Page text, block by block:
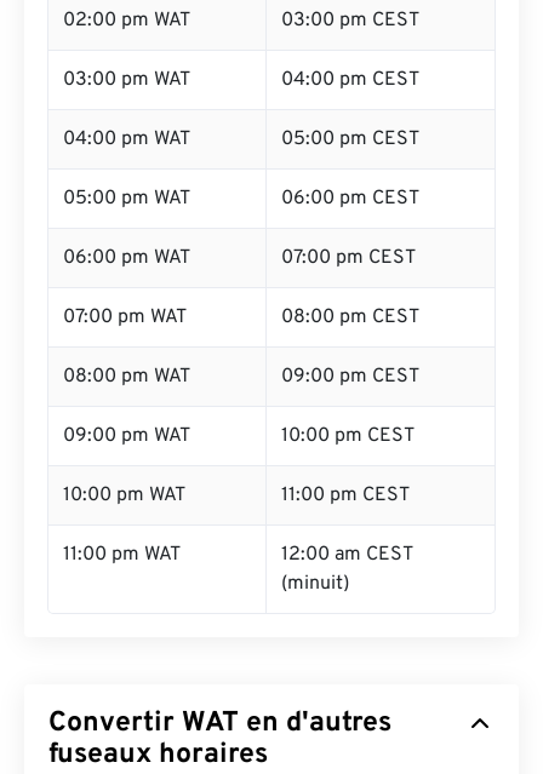
02:00 pm WAT 03:00 pm CEST
03:00 pm WAT 04:00 pm CEST
04:00 pm WAT 05:00 pm CEST
05:00 pm WAT 06:00 pm CEST
06:00 pm WAT 07:00 pm CEST
07:00 pm WAT 08:00 pm CEST
08:00 pm WAT 09:00 pm CEST
09:00 pm WAT 10:00 pm CEST
10:00 pm WAT 11:00 pm CEST
11:00 pm WAT
12:00 am CEST
(minuit)
Convertir WAT en d'autres
fuseaux horaires